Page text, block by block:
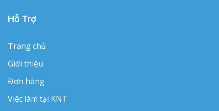
Hỗ Trợ
Trang chủ
Giới thiệu
Đơn hàng
Việc làm tại KNT